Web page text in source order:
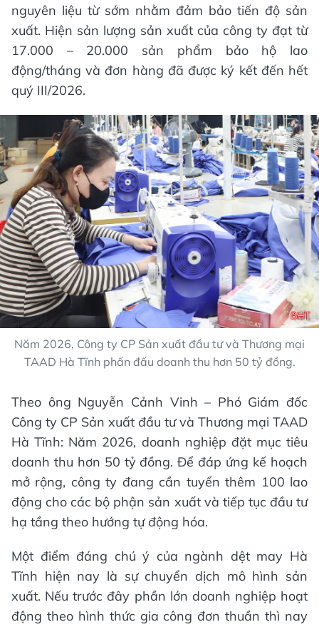
nguyên liệu từ sớm nhằm đảm bảo tiến độ sản
xuất. Hiện sản lượng sản xuất của công ty đạt từ
17.000 – 20.000 sản phẩm bảo hộ lao
động/tháng và đơn hàng đã được ký kết đến hết
quý III/2026.
Năm 2026, Công ty CP Sản xuất đầu tư và Thương mại
TAAD Hà Tĩnh phấn đấu doanh thu hơn 50 tỷ đồng.
Theo ông Nguyễn Cảnh Vinh – Phó Giám đốc
Công ty CP Sản xuất đầu tư và Thương mại TAAD
Hà Tĩnh: Năm 2026, doanh nghiệp đặt mục tiêu
doanh thu hơn 50 tỷ đồng. Để đáp ứng kế hoạch
mở rộng, công ty đang cần tuyển thêm 100 lao
động cho các bộ phận sản xuất và tiếp tục đầu tư
hạ tầng theo hướng tự động hóa.
Một điểm đáng chú ý của ngành dệt may Hà
Tĩnh hiện nay là sự chuyển dịch mô hình sản
xuất. Nếu trước đây phần lớn doanh nghiệp hoạt
động theo hình thức gia công đơn thuần thì nay